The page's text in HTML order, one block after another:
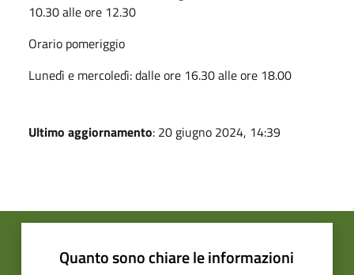
10.30 alle ore 12.30
Orario pomeriggio
Lunedì e mercoledì: dalle ore 16.30 alle ore 18.00
Ultimo aggiornamento: 20 giugno 2024, 14:39
Quanto sono chiare le informazioni